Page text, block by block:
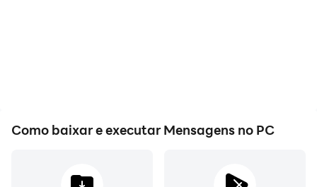
Messenger entrega mensagens em tempo real,
Como baixar e executar Mensagens no PC